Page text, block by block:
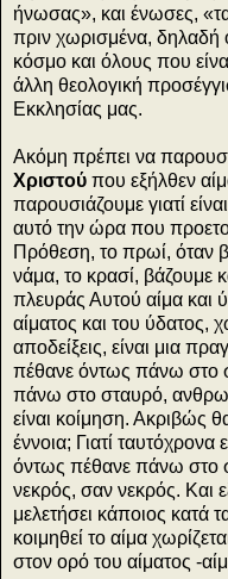
ήνωσας», και ένωσες,
πριν χωρισμένα, δηλαδή
κόσμο και όλους που
άλλη θεολογική
Εκκλησίας μας.
Ακόμη πρέπει να
Χριστού που εξήλθεν
παρουσιάζουμε γιατί
αυτό την ώρα που
Πρόθεση, το πρωί, όταν
νάμα, το κρασί, βάζουμε
πλευράς Αυτού αίμα και
αίματος και του ύδατος,
αποδείξεις, είναι μια
πέθανε όντως πάνω στο
πάνω στο σταυρό,
είναι κοίμηση. Ακριβώς
έννοια; Γιατί ταυτόχρονα
όντως πέθανε πάνω στο
νεκρός, σαν νεκρός.
μελετήσει κάποιος κατά
κοιμηθεί το αίμα
στον ορό του αίματος -